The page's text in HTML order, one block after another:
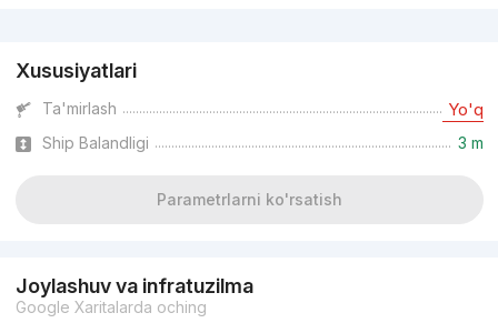
Xususiyatlari
Ta'mirlash Yo'q
Ship Balandligi 3 m
Parametrlarni ko'rsatish
Joylashuv va infratuzilma
Google Xaritalarda oching